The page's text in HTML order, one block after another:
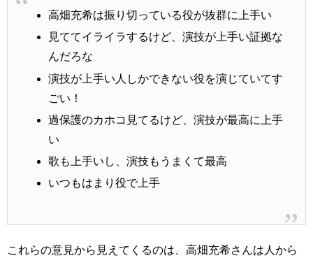
高畑充希は振り切っている役が抜群に上手い
見ててイライラするけど、演技が上手い証拠な
んだろな
演技が上手い人しかできない役を演じていてす
ごい！
過保護のカホコ見てるけど、演技が最高に上手
い
歌も上手いし、演技もうまくて最高
いつもはまり役で上手
これらの意見から見えてくるのは、高畑充希さんは人から